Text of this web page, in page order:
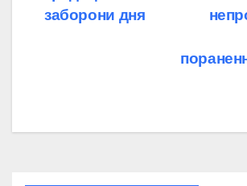
заборони дня